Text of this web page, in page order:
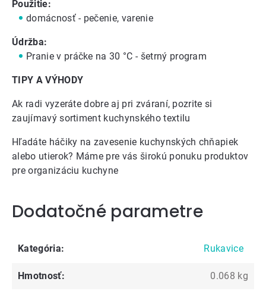
Použitie:
domácnosť - pečenie, varenie
Údržba:
Pranie v práčke na 30 °C - šetrný program
TIPY A VÝHODY
Ak radi vyzeráte dobre aj pri zváraní, pozrite si
zaujímavýsortiment kuchynského textilu
Hľadáte háčiky na zavesenie kuchynských chňapiek
alebo utierok? Máme pre vás širokú ponuku produktov
preorganizáciu kuchyne
Dodatočné parametre
Kategória: Rukavice
Hmotnosť: 0.068 kg